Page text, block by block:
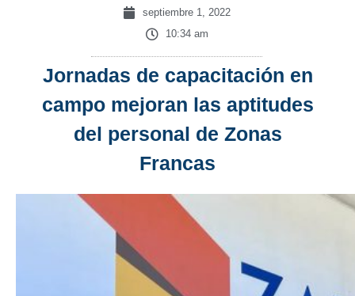
septiembre 1, 2022
10:34 am
Jornadas de capacitación en
campo mejoran las aptitudes
del personal de Zonas
Francas